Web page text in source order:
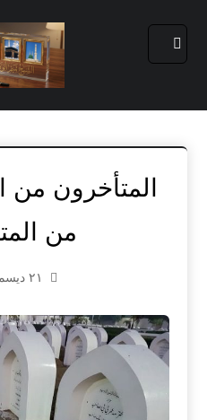
المتأخرون
من
٢١ ديسمبر ٢٠١٨